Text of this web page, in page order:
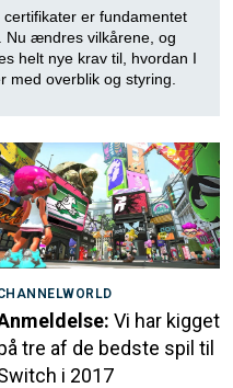
certifikater er fundamentet
Nu ændres vilkårene, og
helt nye krav til, hvordan I
med overblik og styring.
Vi har kigget
tre af de bedste spil til
i 2017